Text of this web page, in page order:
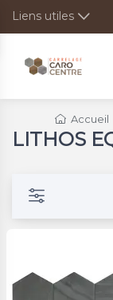
Liens utiles
Accueil
LITHOS